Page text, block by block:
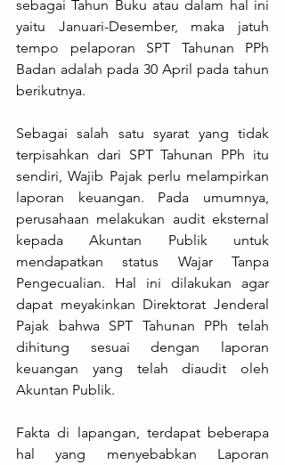
sebagai Tahun Buku atau dalam hal ini
yaitu Januari-Desember, maka jatuh
tempo pelaporan SPT Tahunan PPh
Badan adalah pada 30 April pada tahun
berikutnya.
Sebagai salah satu syarat yang tidak
terpisahkan dari SPT Tahunan PPh itu
sendiri, Wajib Pajak perlu melampirkan
laporan keuangan. Pada umumnya,
perusahaan melakukan audit eksternal
kepada Akuntan Publik untuk
mendapatkan status Wajar Tanpa
Pengecualian. Hal ini dilakukan agar
dapat meyakinkan Direktorat Jenderal
Pajak bahwa SPT Tahunan PPh telah
dihitung sesuai dengan laporan
keuangan yang telah diaudit oleh
Akuntan Publik.
Fakta di lapangan, terdapat beberapa
hal yang menyebabkan Laporan